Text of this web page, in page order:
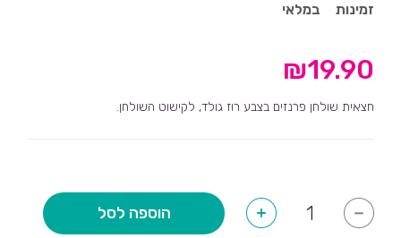
זמינות במלאי
₪19.90
חצאית שולחן פרנזים בצבע רוז גולד, לקישוט השולחן.
-
של
+ הוספה לסל